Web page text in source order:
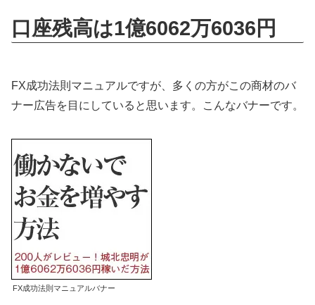
口座残高は1億6062万6036円
FX成功法則マニュアルですが、多くの方がこの商材のバ
ナー広告を目にしていると思います。こんなバナーです。
FX成功法則マニュアルバナー